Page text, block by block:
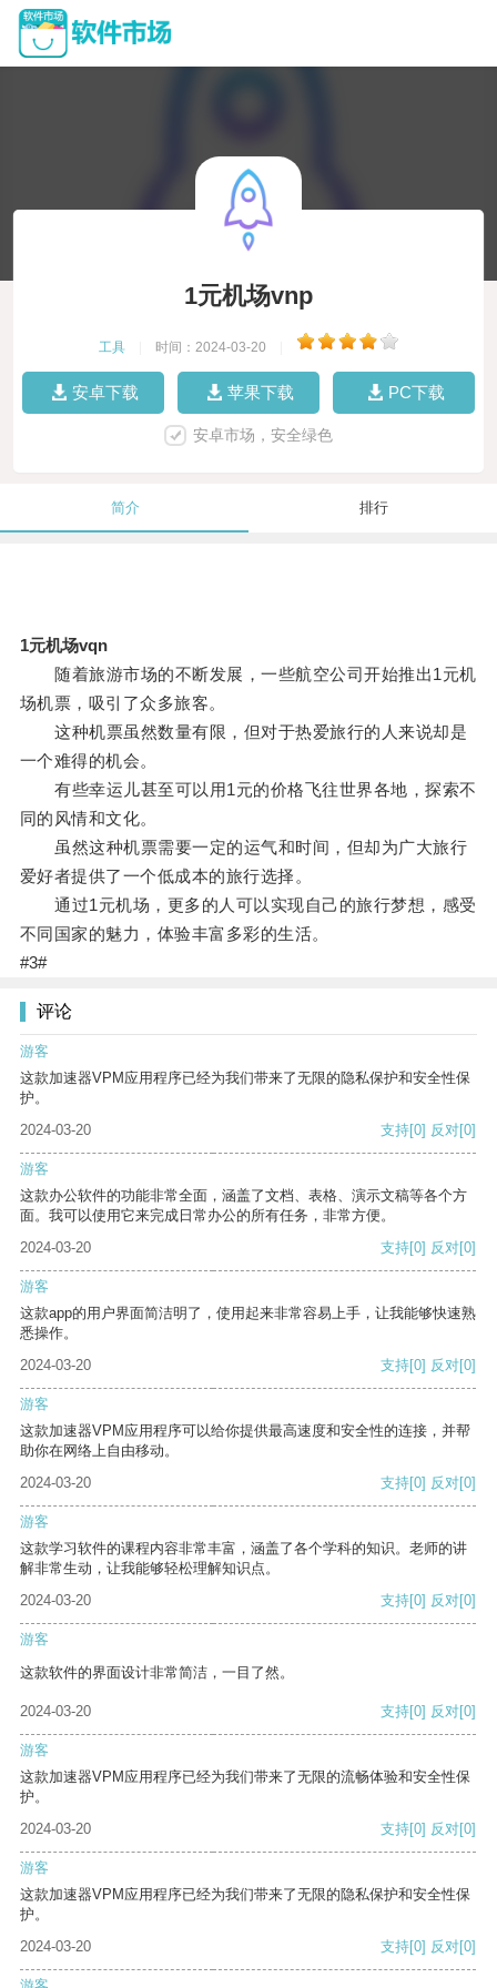
1元机场vnp
工具 时间：2024-03-20
安卓下载 苹果下载 PC下载
安卓市场，安全绿色
简介 排行
1元机场vqn
随着旅游市场的不断发展，一些航空公司开始推出1元机
场机票，吸引了众多旅客。
这种机票虽然数量有限，但对于热爱旅行的人来说却是
一个难得的机会。
有些幸运儿甚至可以用1元的价格飞往世界各地，探索不
同的风情和文化。
虽然这种机票需要一定的运气和时间，但却为广大旅行
爱好者提供了一个低成本的旅行选择。
通过1元机场，更多的人可以实现自己的旅行梦想，感受
不同国家的魅力，体验丰富多彩的生活。
#3#
评论
游客
这款加速器VPM应用程序已经为我们带来了无限的隐私保护和安全性保
护。
2024-03-20
支持[0] 反对[0]
游客
这款办公软件的功能非常全面，涵盖了文档、表格、演示文稿等各个方
面。我可以使用它来完成日常办公的所有任务，非常方便。
2024-03-20
支持[0] 反对[0]
游客
这款app的用户界面简洁明了，使用起来非常容易上手，让我能够快速熟
悉操作。
2024-03-20
支持[0] 反对[0]
游客
这款加速器VPM应用程序可以给你提供最高速度和安全性的连接，并帮
助你在网络上自由移动。
2024-03-20
支持[0] 反对[0]
游客
这款学习软件的课程内容非常丰富，涵盖了各个学科的知识。老师的讲
解非常生动，让我能够轻松理解知识点。
2024-03-20
支持[0] 反对[0]
游客
这款软件的界面设计非常简洁，一目了然。
2024-03-20 支持[0] 反对[0]
游客
这款加速器VPM应用程序已经为我们带来了无限的流畅体验和安全性保
护。
2024-03-20
支持[0] 反对[0]
游客
这款加速器VPM应用程序已经为我们带来了无限的隐私保护和安全性保
护。
2024-03-20
支持[0] 反对[0]